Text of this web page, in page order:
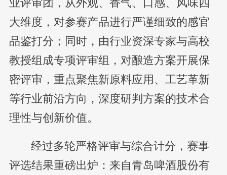
业评审团，从外观、香气、口感、风味四
大维度，对参赛产品进行严谨细致的感官
品鉴打分；同时，由行业资深专家与高校
教授组成专项评审组，对酿造方案开展保
密评审，重点聚焦新原料应用、工艺革新
等行业前沿方向，深度研判方案的技术合
理性与创新价值。
经过多轮严格评审与综合计分，赛事
评选结果重磅出炉：来自青岛啤酒股份有